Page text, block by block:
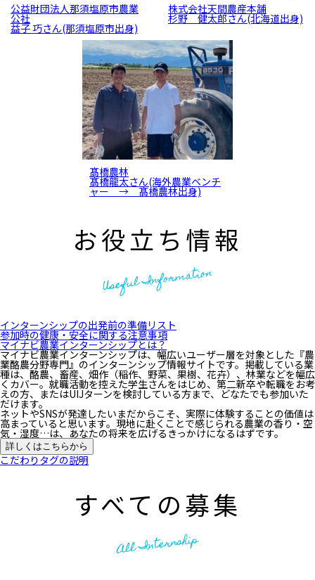
先輩インタビュー
公益財団法人那須塩原市農業
公社
益子 巧さん(那須塩原市出身)
先輩インタビュー
株式会社天間農産本舗
杉野 健太郎さん(北海道出身)
会社紹介
髙橋農林
髙橋龍太さん(海外農業ベンチ
ャー → 髙橋農林出身)
お役立ち情報
Useful Information
インターンシップの出発前の準備リスト
参加時の健康・安全に関する注意事項
マイナビ農業インターンシップとは？
マイナビ農業インターンシップは、幅広いユーザー層を対象とした『農
業酪農分野専門』のインターンシップ情報サイトです。掲載している業
種は、酪農、畜産、畑作（稲作、野菜、果樹、花卉）、林業などを幅広
くカバー。就職活動を控えた学生さんをはじめ、第二新卒や転職をお考
えの方、またはUIJターンを検討している方まで、どなたでも参加いた
だけます。
ネットやSNSが発達したいまだからこそ、実際に体験することの価値は
高まっていると思います。現地に赴くことで感じられる農業の香り・空
気・湿度…は、あなたの将来を広げるきっかけになるはずです。
詳しくはこちらから
こだわりタグの説明
すべての募集
All Internship